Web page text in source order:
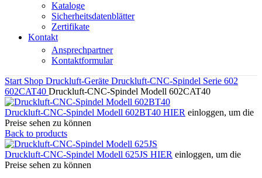
Kataloge
Sicherheitsdatenblätter
Zertifikate
Kontakt
Ansprechpartner
Kontaktformular
Start Shop Druckluft-Geräte Druckluft-CNC-Spindel Serie 602
602CAT40 Druckluft-CNC-Spindel Modell 602CAT40
Druckluft-CNC-Spindel Modell 602BT40 HIER einloggen, um die
Preise sehen zu können
Back to products
Druckluft-CNC-Spindel Modell 625JS HIER einloggen, um die
Preise sehen zu können